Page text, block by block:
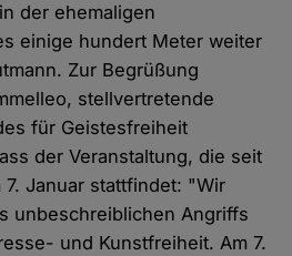
der ehemaligen
einige hundert Meter weiter
Zur Begrüßung
stellvertretende
für Geistesfreiheit
der Veranstaltung, die seit
Januar stattfindet: "Wir
unbeschreiblichen Angriffs
und Kunstfreiheit. Am 7.